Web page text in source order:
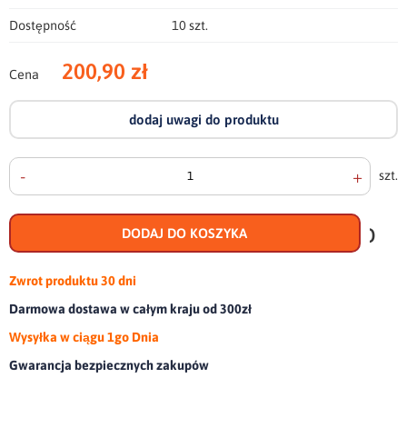
Dostępność 10 szt.
Cena 200,90 zł
dodaj uwagi do produktu
- + szt.
DODAJ DO KOSZYKA
do
Zwrot produktu30 dni
Darmowa dostawa w całym kraju od 300zł
Wysyłka w ciągu 1go Dnia
Gwarancja bezpiecznych zakupów